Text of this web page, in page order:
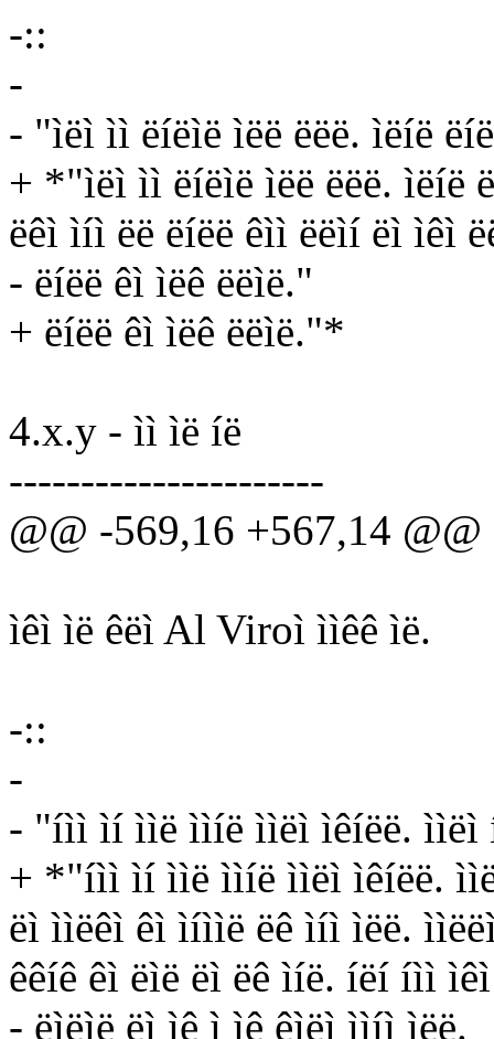
-::
-
- "ìëì ìì ëíëìë ìëë ëëë. ìëíë
+ *"ìëì ìì ëíëìë ìëë ëëë. ìëíë
ëêì ìíì ëë ëíëë êìì ëëìí ëì ìêì
- ëíëë êì ìëê ëëìë."
+ ëíëë êì ìëê ëëìë."*
4.x.y - ìì ìë íë
----------------------
@@ -569,16 +567,14
ìêì ìë êëì Al Viroì ììêê ìë.
-::
-
- "íìì ìí ììë ììíë ììëì ìêíëë. ììëì
+ *"íìì ìí ììë ììíë ììëì ìêíëë.
ëì ììëêì êì ìíììë ëê ìíì ìëë.
êêíê êì ëìë ëì ëê ìíë. íëí íìì
- ëìëìë ëì ìê ì ìê êìëì ììíì ìëë.